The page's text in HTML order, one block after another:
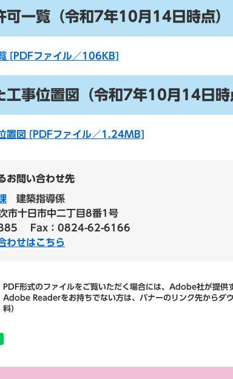
可一覧（令和7年10月14日時点）
[PDFファイル／106KB]
工事位置図（令和7年10月14日時
置図 [PDFファイル／1.24MB]
お問い合わせ先
建築指導係
市十日市中二丁目8番1号
Fax：0824-62-6166
わせはこちら
PDF形式のファイルをご覧いただく場合には、Adobe社が提供
Adobe Readerをお持ちでない方は、バナーのリンク先からダ
料）